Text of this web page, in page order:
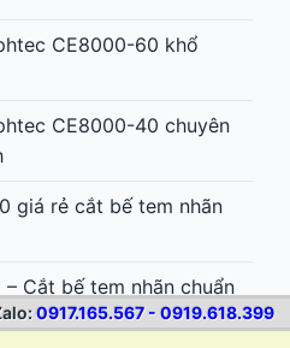
0917.165.567 - 0919.618.399
CE8000-60 khổ
CE8000-40 chuyên
giá rẻ cắt bế tem nhãn
Cắt bế tem nhãn chuẩn